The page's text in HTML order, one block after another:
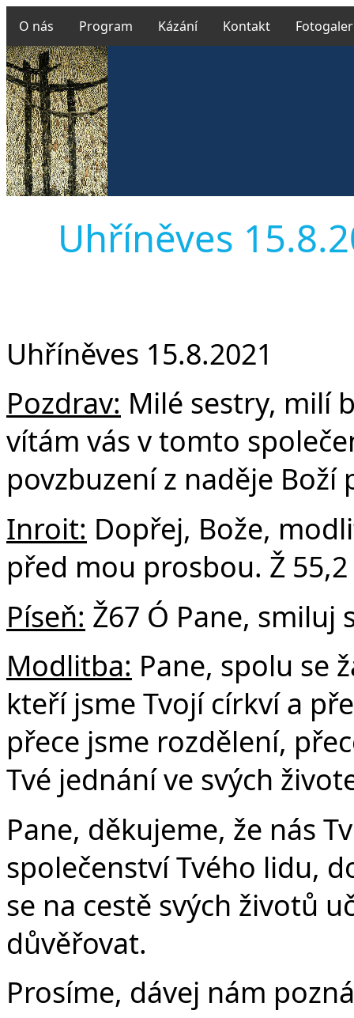
O nás Program Kázání Kontakt
Uhříněves
Uhříněves 15.8.2021
Pozdrav: Milé sestry, milí
vítám vás v tomto
povzbuzení z naděje
Inroit: Dopřej, Bože,
před mou prosbou. Ž 55,2
Píseň: Ž67 Ó Pane, smiluj
Modlitba: Pane, spolu se
kteří jsme Tvojí církví a
přece jsme rozdělení,
Tvé jednání ve svých
Pane, děkujeme, že nás
společenství Tvého lidu,
se na cestě svých životů
důvěřovat.
Prosíme, dávej nám